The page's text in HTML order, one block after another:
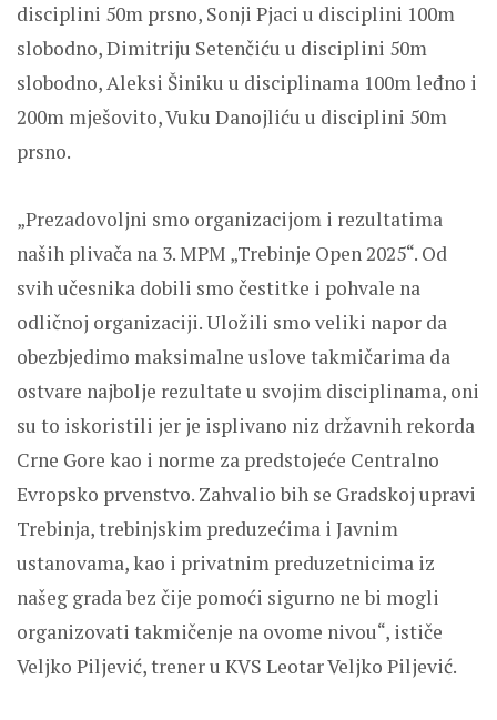
disciplini 50m prsno, Sonji Pjaci u disciplini 100m
slobodno, Dimitriju Setenčiću u disciplini 50m
slobodno, Aleksi Šiniku u disciplinama 100m leđno i
200m mješovito, Vuku Danojliću u disciplini 50m
prsno.
„Prezadovoljni smo organizacijom i rezultatima
naših plivača na 3. MPM „Trebinje Open 2025“. Od
svih učesnika dobili smo čestitke i pohvale na
odličnoj organizaciji. Uložili smo veliki napor da
obezbjedimo maksimalne uslove takmičarima da
ostvare najbolje rezultate u svojim disciplinama, oni
su to iskoristili jer je isplivano niz državnih rekorda
Crne Gore kao i norme za predstojeće Centralno
Evropsko prvenstvo. Zahvalio bih se Gradskoj upravi
Trebinja, trebinjskim preduzećima i Javnim
ustanovama, kao i privatnim preduzetnicima iz
našeg grada bez čije pomoći sigurno ne bi mogli
organizovati takmičenje na ovome nivou“, ističe
Veljko Piljević, trener u KVS Leotar Veljko Piljević.